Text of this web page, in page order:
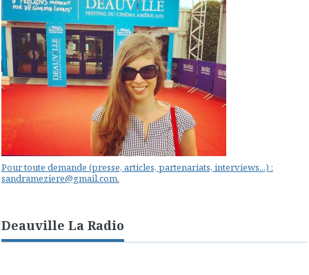
Pour toute demande (presse, articles, partenariats, interviews...) :
sandrameziere@gmail.com.
Deauville La Radio